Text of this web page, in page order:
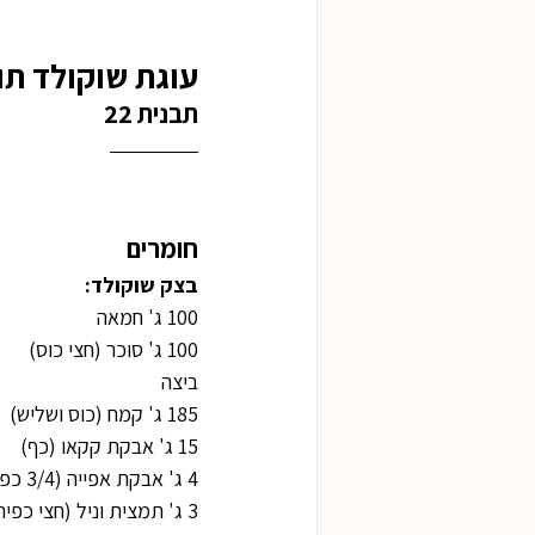
עוגת שוקולד
תבנית 22
חומרים
בצק שוקולד:
100 ג' חמאה
100 ג' סוכר (חצי כוס)
ביצה
185 ג' קמח (כוס ושליש)
15 ג' אבקת קקאו (כף)
4 ג' אבקת אפייה (3/4 כפית)
3 ג' תמצית וניל (חצי כפית)